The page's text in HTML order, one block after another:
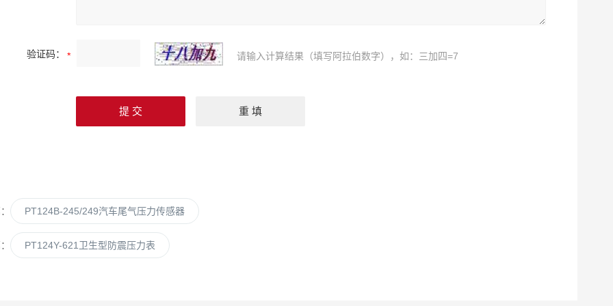
验证码： 请输入计算结果（填写阿拉伯数字），如：三加四=7
PT124B-245/249汽车尾气压力传感器
PT124Y-621卫生型防震压力表